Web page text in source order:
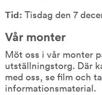
Tid: Tisdag den 7
Vår monter
Möt oss i vår monter
utställningstorg. Där
med oss, se film och
informationsmaterial.